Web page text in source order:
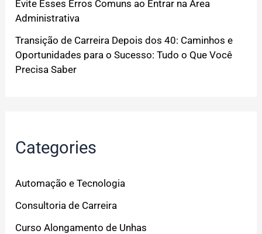
Evite Esses Erros Comuns ao Entrar na Área
Administrativa
Transição de Carreira Depois dos 40: Caminhos e
Oportunidades para o Sucesso: Tudo o Que Você
Precisa Saber
Categories
Automação e Tecnologia
Consultoria de Carreira
Curso Alongamento de Unhas